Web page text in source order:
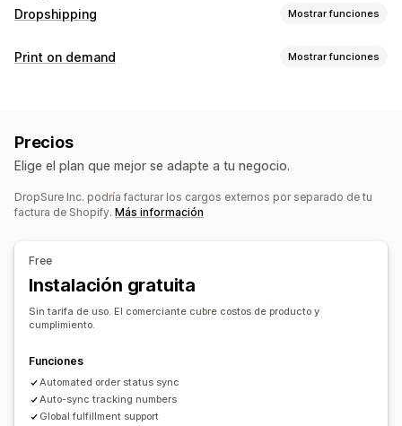
Dropshipping Mostrar funciones
Productos que puedes adquirir
Productos deportivos
Negocio y oficina Hardware Automóvil
Sucursales de abastecimiento
Finlandia
Francia Grecia Guayana Francesa
Irán
RAE de Hong Kong (China)
Print on demand Mostrar funciones
Herramientas de diseño
Personalización
Productos
Opciones de envío
Etiqueta blanca
Envío personalizado
Preparación general
Seguimiento de pedidos
Precios
Elige el plan que mejor se adapte a tu negocio.
DropSure Inc. podría facturar los cargos externos por separado de tu
factura de Shopify. Más información
Free
Instalación gratuita
Sin tarifa de uso. El comerciante cubre costos de producto y
cumplimiento.
Funciones
Automated order status sync
Auto-sync tracking numbers
Global fulfillment support